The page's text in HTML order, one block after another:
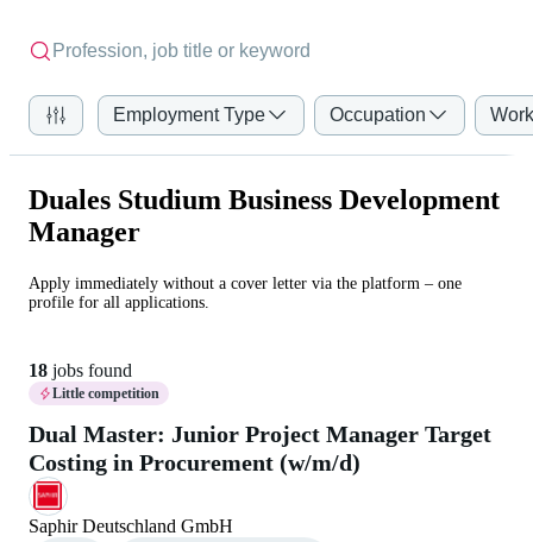
Employment Type Occupation
Duales Studium Business Development
Manager
Apply immediately without a cover letter via the platform – one
profile for all applications.
18 jobs found
Little competition
Dual Master: Junior Project Manager Target
Costing in Procurement (w/m/d)
Saphir Deutschland GmbH